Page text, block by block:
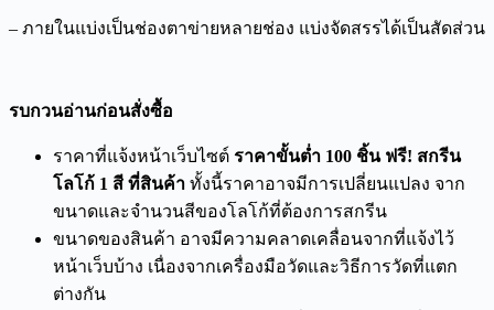
– ภายในแบ่งเป็นช่องตาข่ายหลายช่อง แบ่งจัดสรรได้เป็นสัดส่วน
รบกวนอ่านก่อนสั่งซื้อ
ราคาที่แจ้งหน้าเว็บไซต์ ราคาขั้นต่ำ 100 ชิ้น ฟรี! สกรีน
โลโก้ 1 สี ที่สินค้า ทั้งนี้ราคาอาจมีการเปลี่ยนแปลง จาก
ขนาดและจำนวนสีของโลโก้ที่ต้องการสกรีน
ขนาดของสินค้า อาจมีความคลาดเคลื่อนจากที่แจ้งไว้
หน้าเว็บบ้าง เนื่องจากเครื่องมือวัดและวิธีการวัดที่แตก
ต่างกัน